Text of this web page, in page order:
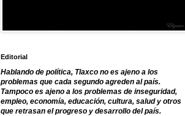
Editorial
Hablando de política, Tlaxco no es ajeno a los
problemas que cada segundo agreden al país.
Tampoco es ajeno a los problemas de inseguridad,
empleo, economía, educación, cultura, salud y otros
que retrasan el progreso y desarrollo del país.